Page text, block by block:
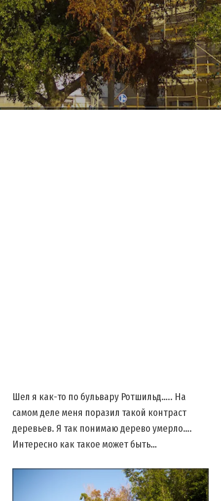
Шел я как-то по бульвару Ротшильд….. На
самом деле меня поразил такой контраст
деревьев. Я так понимаю дерево умерло….
Интересно как такое может быть…